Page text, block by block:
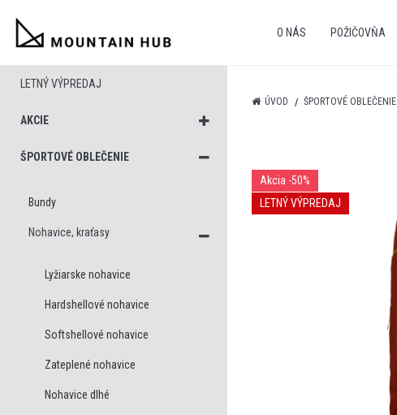
O NÁS POŽIČOVŇA
LETNÝ VÝPREDAJ
AKCIE
ŠPORTOVÉ OBLEČENIE
Bundy
Nohavice, kraťasy
Lyžiarske nohavice
Hardshellové nohavice
Softshellové nohavice
Zateplené nohavice
Nohavice dlhé
ÚVOD ŠPORTOVÉ OBLEČENIE
Akcia -50%
LETNÝ VÝPREDAJ